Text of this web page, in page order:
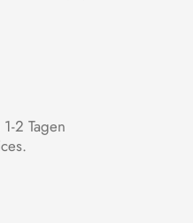
2 Tagen